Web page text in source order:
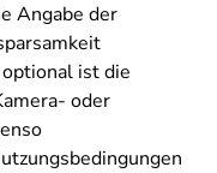
Angabe der
ist die
oder